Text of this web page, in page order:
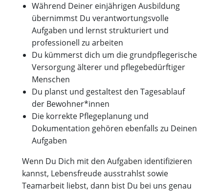
Während Deiner einjährigen Ausbildung
übernimmst Du verantwortungsvolle
Aufgaben und lernst strukturiert und
professionell zu arbeiten
Du kümmerst dich um die grundpflegerische
Versorgung älterer und pflegebedürftiger
Menschen
Du planst und gestaltest den Tagesablauf
der Bewohner*innen
Die korrekte Pflegeplanung und
Dokumentation gehören ebenfalls zu Deinen
Aufgaben
Wenn Du Dich mit den Aufgaben identifizieren
kannst, Lebensfreude ausstrahlst sowie
Teamarbeit liebst, dann bist Du bei uns genau